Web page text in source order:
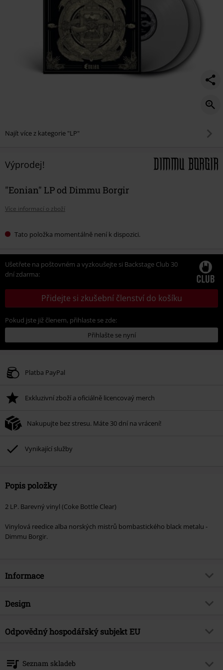
Najít více z kategorie "LP"
Výprodej!
"Eonian" LP od Dimmu Borgir
Více informací o zboží
Tato položka momentálně není k dispozici.
Ušetřete na poštovném a vyzkoušejte si Backstage Club 30
dní zdarma:
Přidejte si zkušební členství do košíku
Pokud jste již členem, přihlaste se zde:
Přihlašte se nyní
Platba PayPal
Exkluzivní zboží a oficiálně licencovaý merch
Nakupujte bez stresu. Máte 30 dní na vrácení!
Vynikající služby
Popis položky
2 LP. Barevný vinyl (Coke Bottle Clear)
Vinylová reedice alba norských mistrů bombastického black metalu -
Dimmu Borgir.
Informace
Zboží č.
Hudební žánr
Black Metal
Kapela
Design
Typ výrobku
LP
Odpovědný hospodářský subjekt EU
's-Gravelandseweg 80
Seznam skladeb